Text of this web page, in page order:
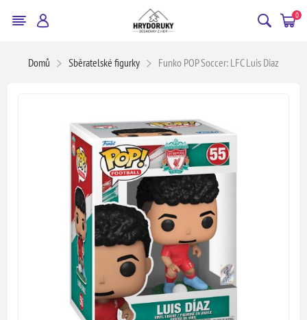
0
Domů Sběratelské figurky Funko POP Soccer: LFC Luis Diaz